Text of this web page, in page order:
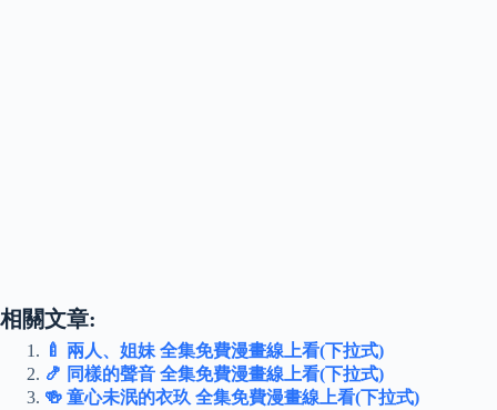
相關文章:
🍼 兩人、姐妹 全集免費漫畫線上看(下拉式)
🍤 同樣的聲音 全集免費漫畫線上看(下拉式)
🍻 童心未泯的衣玖 全集免費漫畫線上看(下拉式)